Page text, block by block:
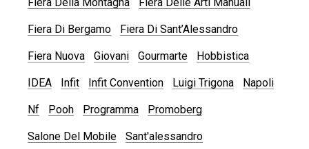
Fiera Di Bergamo Fiera Di Sant’Alessandro
Fiera Nuova Giovani Gourmarte Hobbistica
IDEA Infit Infit Convention Luigi Trigona Napoli
Nf Pooh Programma Promoberg
Salone Del Mobile Sant'alessandro